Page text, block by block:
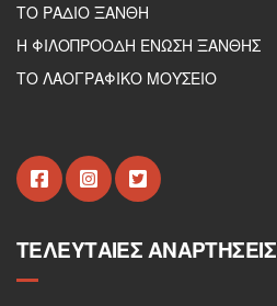
ΤΟ ΡΑΔΙΟ ΞΑΝΘΗ
Η ΦΙΛΟΠΡΟΟΔΗ ΕΝΩΣΗ ΞΑΝΘΗΣ
ΤΟ ΛΑΟΓΡΑΦΙΚΟ ΜΟΥΣΕΙΟ
ΤΕΛΕΥΤΑΊΕΣ ΑΝΑΡΤΉΣΕΙΣ